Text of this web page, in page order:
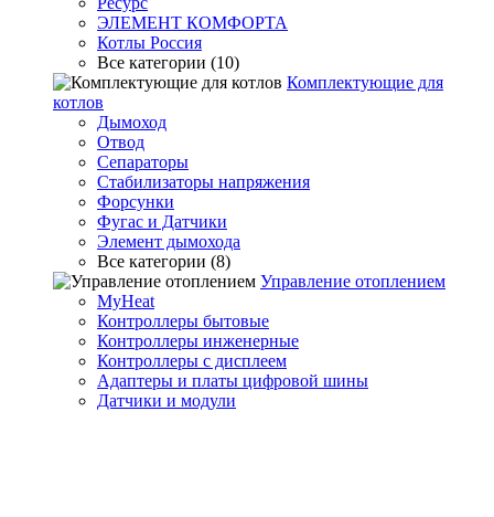
ЭЛЕМЕНТ КОМФОРТА
Котлы Россия
Все категории (10)
Комплектующие для
котлов
Дымоход
Отвод
Сепараторы
Стабилизаторы напряжения
Форсунки
Фугас и Датчики
Элемент дымохода
Все категории (8)
Управление отоплением
MyHeat
Контроллеры бытовые
Контроллеры инженерные
Контроллеры с дисплеем
Адаптеры и платы цифровой шины
Датчики и модули